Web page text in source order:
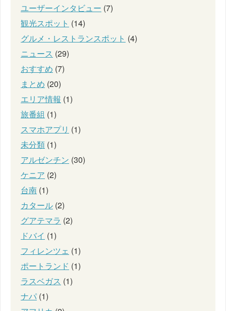
ユーザーインタビュー (7)
観光スポット (14)
グルメ・レストランスポット (4)
ニュース (29)
おすすめ (7)
まとめ (20)
エリア情報 (1)
旅番組 (1)
スマホアプリ (1)
未分類 (1)
アルゼンチン (30)
ケニア (2)
台南 (1)
カタール (2)
グアテマラ (2)
ドバイ (1)
フィレンツェ (1)
ポートランド (1)
ラスベガス (1)
ナパ (1)